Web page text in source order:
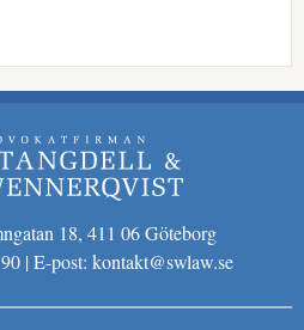
18, 411 06 Göteborg
| E-post: kontakt@swlaw.se